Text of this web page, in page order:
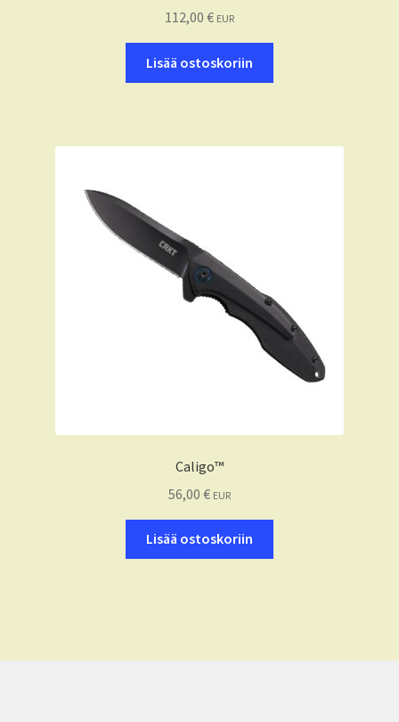
112,00 € EUR
Lisää ostoskoriin
Caligo™
56,00 € EUR
Lisää ostoskoriin